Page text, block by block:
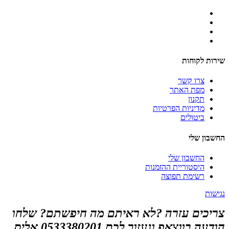
שירות לקוחות
צרו קשר
מפת האתר
תקנון
מדיניות הפרטיות
ביטולים
החשבון שלי
החשבון שלי
היסטוריית ההזמנות
רשימת תפוצה
נגישות
צריכים עזרה ?לא ראיתם מה חיפשתם? שלחו